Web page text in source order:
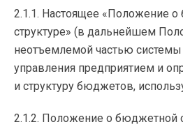
2.1.1. Настоящее «Положение
структуре» (в дальнейшем
неотъемлемой частью
управления предприятием и
и структуру бюджетов,
2.1.2. Положение о бюджетной